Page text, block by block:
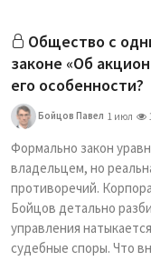
Общество с
законе «Об
его особенности?
Бойцов Павел 1 июл
Формально закон
владельцем, но
противоречий.
Бойцов детально
управления
судебные споры. Что